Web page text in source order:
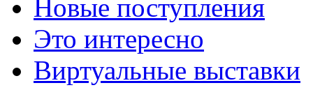
Новые поступления
Это интересно
Виртуальные выставки